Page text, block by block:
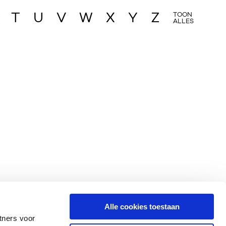
voor
Alle cookies toestaan
T U V W X Y Z
TOON
ALLES